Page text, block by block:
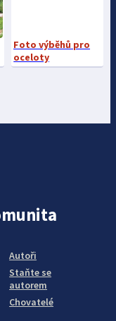
Foto výběhů pro
oceloty
Autoři
Staňte se
autorem
Chovatelé